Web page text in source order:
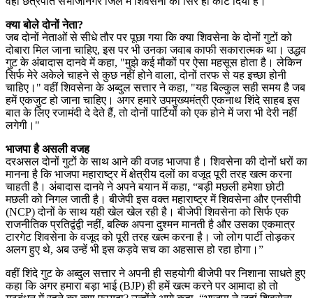
क्या बोले दोनों नेता?
जब दोनों नेताओं से सीधे तौर पर पूछा गया कि क्या शिवसेना के दोनों गुटों को
दोबारा मिल जाना चाहिए, इस पर भी उनका जवाब काफी सकारात्मक था। उद्धव
गुट के अंबादास दानवे में कहा, "मुझे कई मौकों पर ऐसा महसूस होता है। लेकिन
सिर्फ मेरे अकेले चाहने से कुछ नहीं होने वाला, दोनों तरफ से यह इच्छा होनी
चाहिए।" वहीं शिवसेना के अब्दुल सत्तार ने कहा, "यह बिल्कुल सही समय है जब
हमें एकजुट हो जाना चाहिए। अगर हमारे उपमुख्यमंत्री एकनाथ शिंदे साहब इस
बात के लिए रजामंदी दे देते हैं, तो दोनों पार्टियों को एक होने में जरा भी देरी नहीं
लगेगी।"
भाजपा है असली वजह
दरअसल दोनों गुटों के साथ आने की वजह भाजपा है। शिवसेना की दोनों धरों का
मानना है कि भाजपा महाराष्ट्र में क्षेत्रीय दलों का वजूद पूरी तरह खत्म करना
चाहती है। अंबादास दानवे ने अपने बयान में कहा, “बड़ी मछली हमेशा छोटी
मछली को निगल जाती है। बीजेपी इस वक्त महाराष्ट्र में शिवसेना और एनसीपी
(NCP) दोनों के साथ यही खेल खेल रही है। बीजेपी शिवसेना को सिर्फ एक
राजनीतिक प्रतिद्वंद्वी नहीं, बल्कि अपना दुश्मन मानती है और उसका एकमात्र
टारगेट शिवसेना के वजूद को पूरी तरह खत्म करना है। जो लोग पार्टी तोड़कर
अलग हुए थे, अब उन्हें भी इस कड़वे सच का अहसास हो रहा होगा।”
वहीं शिंदे गुट के अब्दुल सत्तार ने अपनी ही सहयोगी बीजेपी पर निशाना साधते हुए
कहा कि अगर हमारा बड़ा भाई (BJP) ही हमें खत्म करने पर आमादा हो तो